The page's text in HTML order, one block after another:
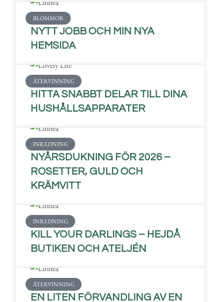
BLOMMOR
NYTT JOBB OCH MIN NYA
HEMSIDA
ÅTERVINNING
HITTA SNABBT DELAR TILL DINA
HUSHÅLLSAPPARATER
INREDNING
NYÅRSDUKNING FÖR 2026 –
ROSETTER, GULD OCH
KRÄMVITT
INREDNING
KILL YOUR DARLINGS – HEJDÅ
BUTIKEN OCH ATELJÉN
ÅTERVINNING
EN LITEN FÖRVANDLING AV EN